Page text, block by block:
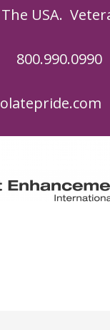
USA.
800.990.0990